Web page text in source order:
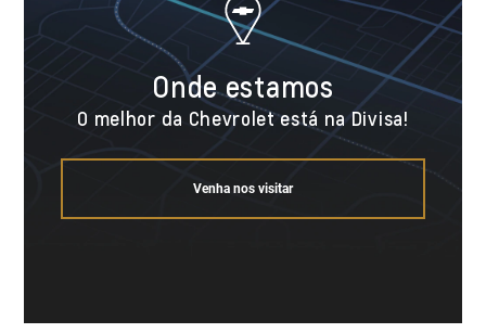
Onde estamos
O melhor da Chevrolet está na Divisa!
Venha nos visitar